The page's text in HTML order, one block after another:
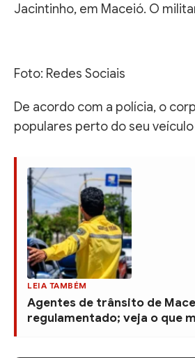
Jacintinho, em Maceió. O
Foto: Redes Sociais
De acordo com a polícia, o
populares perto do seu
LEIA TAMBÉM
Agentes de trânsito de
regulamentado; veja o que